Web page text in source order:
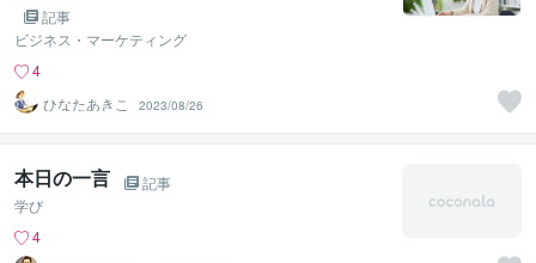
記事
ビジネス・マーケティング
4
ひなたあきこ
2023/08/26
本日の一言
記事
学び
4